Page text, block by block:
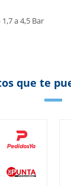
a 4,5 Bar
que te